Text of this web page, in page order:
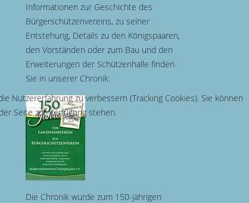
Informationen zur Geschichte des
Bürgerschützenvereins, zu seiner
Entstehung, Details zu den Königspaaren,
den Vorständen oder zum Bau und den
Erweiterungen der Schützenhalle finden
Sie in unserer Chronik:
Die Chronik wurde zum 150-jährigen
Nutzererfahrung zu verbessern (Tracking Cookies). Sie können
Seite zur Verfügung stehen.